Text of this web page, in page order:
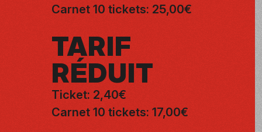
Carnet 10 tickets: 25,00€
TARIF
RÉDUIT
Ticket: 2,40€
Carnet 10 tickets: 17,00€